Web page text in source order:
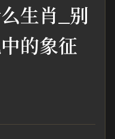
生肖_别
的象征